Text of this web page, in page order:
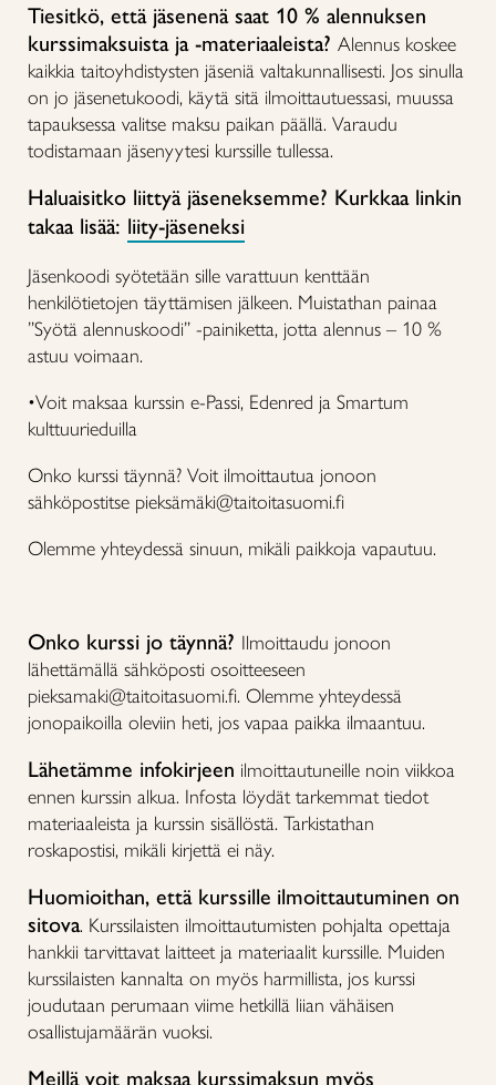
Tiesitkö, että jäsenenä saat 10 % alennuksen
kurssimaksuista ja -materiaaleista? Alennus koskee
kaikkia taitoyhdistysten jäseniä valtakunnallisesti. Jos sinulla
on jo jäsenetukoodi, käytä sitä ilmoittautuessasi, muussa
tapauksessa valitse maksu paikan päällä. Varaudu
todistamaan jäsenyytesi kurssille tullessa.
Haluaisitko liittyä jäseneksemme? Kurkkaa linkin
takaa lisää: liity-jäseneksi
Jäsenkoodi syötetään sille varattuun kenttään
henkilötietojen täyttämisen jälkeen. Muistathan painaa
”Syötä alennuskoodi” -painiketta, jotta alennus – 10 %
astuu voimaan.
•Voit maksaa kurssin e-Passi, Edenred ja Smartum
kulttuurieduilla
Onko kurssi täynnä? Voit ilmoittautua jonoon
sähköpostitse pieksämäki@taitoitasuomi.fi
Olemme yhteydessä sinuun, mikäli paikkoja vapautuu.
Onko kurssi jo täynnä? Ilmoittaudu jonoon
lähettämällä sähköposti osoitteeseen
pieksamaki@taitoitasuomi.fi. Olemme yhteydessä
jonopaikoilla oleviin heti, jos vapaa paikka ilmaantuu.
Lähetämme infokirjeen ilmoittautuneille noin viikkoa
ennen kurssin alkua. Infosta löydät tarkemmat tiedot
materiaaleista ja kurssin sisällöstä. Tarkistathan
roskapostisi, mikäli kirjettä ei näy.
Huomioithan, että kurssille ilmoittautuminen on
sitova. Kurssilaisten ilmoittautumisten pohjalta opettaja
hankkii tarvittavat laitteet ja materiaalit kurssille. Muiden
kurssilaisten kannalta on myös harmillista, jos kurssi
joudutaan perumaan viime hetkillä liian vähäisen
osallistujamäärän vuoksi.
Meillä voit maksaa kurssimaksun myös